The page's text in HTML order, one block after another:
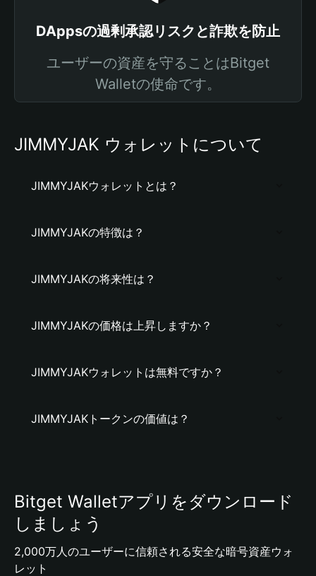
DAppsの過剰承認リスクと詐欺を防止
ユーザーの資産を守ることはBitget
Walletの使命です。
JIMMYJAK ウォレットについて
JIMMYJAKウォレットとは？
JIMMYJAKの特徴は？
JIMMYJAKの将来性は？
JIMMYJAKの価格は上昇しますか？
JIMMYJAKウォレットは無料ですか？
JIMMYJAKトークンの価値は？
Bitget Walletアプリをダウンロード
しましょう
2,000万人のユーザーに信頼される安全な暗号資産ウォ
レット